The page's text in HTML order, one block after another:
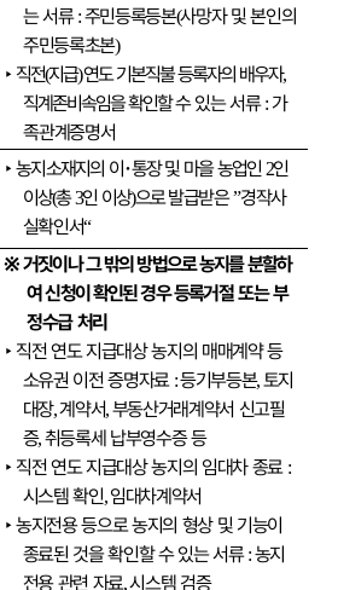
는 서류:주민등록등본(사망자 및 본인의
주민등록초본)
‣ 직전(지급)연도 기본직불 등록자의 배우자,
직계존비속임을 확인할수 있는 서류:가
족관계증명서
‣농지소재지의 이 ･통장 및 마을 농업인 2인
이상(총3인 이상)으로발급받은”경작사
실확인서“
※거짓이나 그 밖의 방법으로농지를 분할하
여 신청이 확인된 경우등록거절 또는 부
정수급 처리
‣ 직전 연도 지급대상 농지의 매매계약 등
소유권 이전 증명자료 :등기부등본,토지
대장,계약서,부동산거래계약서 신고필
증,취등록세 납부영수증 등
‣ 직전 연도 지급대상 농지의 임대차 종료 :
시스템 확인,임대차계약서
‣농지전용 등으로 농지의 형상 및 기능이
종료된 것을 확인할 수 있는 서류:농지
전용 관련 자료,시스템 검증